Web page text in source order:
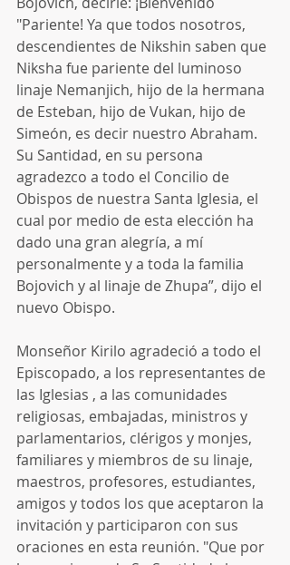
"Pariente! Ya que todos nosotros,
descendientes de Nikshin saben que
Niksha fue pariente del luminoso
linaje Nemanjich, hijo de la hermana
de Esteban, hijo de Vukan, hijo de
Simeón, es decir nuestro Abraham.
Su Santidad, en su persona
agradezco a todo el Concilio de
Obispos de nuestra Santa Iglesia, el
cual por medio de esta elección ha
dado una gran alegría, a mí
personalmente y a toda la familia
Bojovich y al linaje de Zhupa”, dijo el
nuevo Obispo.
Monseñor Kirilo agradeció a todo el
Episcopado, a los representantes de
las Iglesias , a las comunidades
religiosas, embajadas, ministros y
parlamentarios, clérigos y monjes,
familiares y miembros de su linaje,
maestros, profesores, estudiantes,
amigos y todos los que aceptaron la
invitación y participaron con sus
oraciones en esta reunión. "Que por